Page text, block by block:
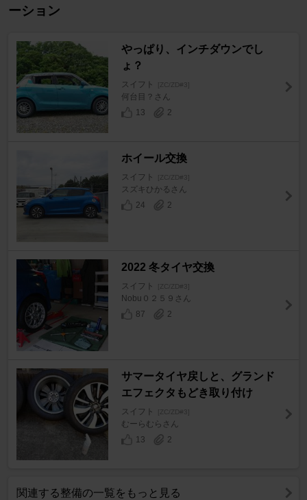
ーション
やっぱり、インチダウンでし
ょ？
スイフト [ZC/ZD#3]
何台目？さん
13
2
ホイール交換
スイフト [ZC/ZD#3]
スズキひかるさん
24
2
2022 冬タイヤ交換
スイフト [ZC/ZD#3]
Nobu０２５９さん
87
2
サマータイヤ戻しと、グランド
エフェクタもどき取り付け
スイフト [ZC/ZD#3]
むーらむらさん
13
2
関連する整備の一覧をもっと見る